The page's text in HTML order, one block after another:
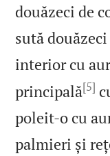
douăzeci de
sută
interior cu
principală[5]
poleit‑o cu
palmieri și